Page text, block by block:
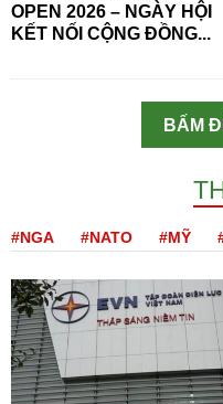
OPEN 2026 – NGÀY HỘI
KẾT NỐI CỘNG ĐỒNG...
BẤM
#NGA #NATO #MỸ